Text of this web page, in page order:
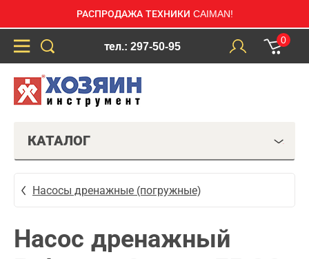
РАСПРОДАЖА ТЕХНИКИ CAIMAN!
тел.: 297-50-95
0
КАТАЛОГ
Насосы дренажные (погружные)
Насос дренажный